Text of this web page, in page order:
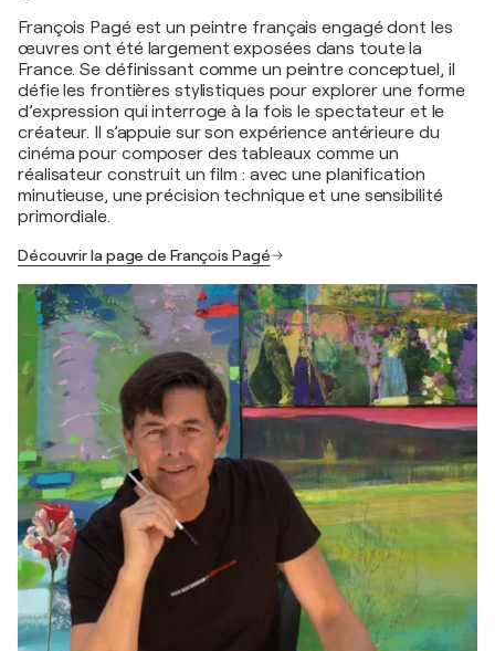
François Pagé est un peintre français engagé dont les
œuvres ont été largement exposées dans toute la
France. Se définissant comme un peintre conceptuel, il
défie les frontières stylistiques pour explorer une forme
d’expression qui interroge à la fois le spectateur et le
créateur. Il s’appuie sur son expérience antérieure du
cinéma pour composer des tableaux comme un
réalisateur construit un film : avec une planification
minutieuse, une précision technique et une sensibilité
primordiale.
Découvrir la page de François Pagé